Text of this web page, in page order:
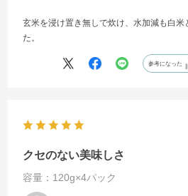
玄米を浸け置き無しで炊け、水加減も白米
た。
参考になった
クセのない美味しさ
容量：120g×4パック